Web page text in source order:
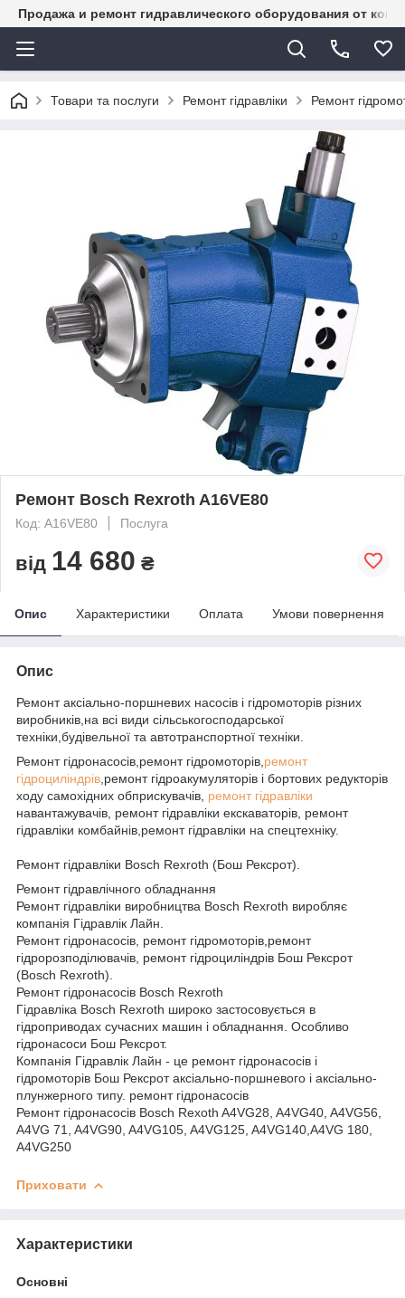
Продажа и ремонт гидравлического оборудования от
Товари та послуги Ремонт гідравліки Ремонт
Ремонт Bosch Rexroth A16VE80
Код: A16VE80 Послуга
від 14 680 ₴
Опис Характеристики Оплата Умови повернення
Опис
Ремонт аксіально-поршневих насосів і гідромоторів різних
виробників,на всі види сільськогосподарської
техніки,будівельної та автотранспортної техніки.
Ремонт гідронасосів,ремонт гідромоторів, ремонт
гідроциліндрів ,ремонт гідроакумуляторів і бортових редукторів
ходу самохідних обприскувачів, ремонт гідравліки
навантажувачів, ремонт гідравліки екскаваторів, ремонт
гідравліки комбайнів,ремонт гідравліки на спецтехніку.
Ремонт гідравліки Bosch Rexroth (Бош Рексрот).
Ремонт гідравлічного обладнання
Ремонт гідравліки виробництва Bosch Rexroth виробляє
компанія Гідравлік Лайн.
Ремонт гідронасосів, ремонт гідромоторів,ремонт
гідророзподілювачів, ремонт гідроциліндрів Бош Рексрот
(Bosch Rexroth).
Ремонт гідронасосів Bosch Rexroth
Гідравліка Bosch Rexroth широко застосовується в
гідроприводах сучасних машин і обладнання. Особливо
гідронасоси Бош Рексрот.
Компанія Гідравлік Лайн - це ремонт гідронасосів і
гідромоторів Бош Рексрот аксіально-поршневого і аксіально-
плунжерного типу. ремонт гідронасосів
Ремонт гідронасосів Bosch Rexoth A4VG28, A4VG40, A4VG56,
A4VG 71, A4VG90, A4VG105, A4VG125, A4VG140,A4VG 180,
A4VG250
Приховати
Характеристики
Основні